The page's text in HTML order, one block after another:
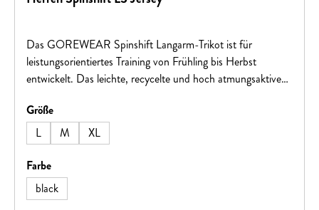
Das GOREWEAR Spinshift Langarm-Trikot ist für
leistungsorientiertes Training von Frühling bis Herbst
entwickelt. Das leichte, recycelte und hoch atmungsaktive
hohen Tragekomfort. Dank der enganliegenden, elastischen
Passform bietet es optimale Bewegungsfreiheit. Drei
Rückentaschen sowie eine zusätzliche Reißverschlusstasche
bieten praktischen Stauraum, während ein Silikongripper am
Saum und reflektierende Details den sicheren Sitz und die
Sichtbarkeit verbessern.Material 91% Polyester, 9% Elasthan
Größeauswählen
L
M
XL
Farbeauswählen
black